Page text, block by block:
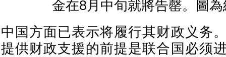
中国方面已表示将履行其财政义务
提供财政支援的前提是联合国必须